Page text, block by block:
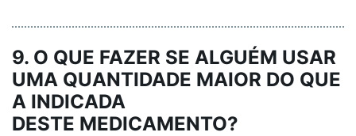
9. O QUE FAZER SE ALGUÉM USAR
UMA QUANTIDADE MAIOR DO QUE
A INDICADA
DESTE MEDICAMENTO?